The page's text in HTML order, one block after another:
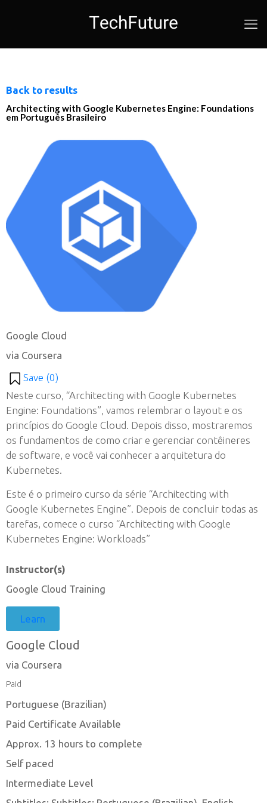
Back to results
Architecting with Google Kubernetes Engine: Foundations
em Português Brasileiro
Google Cloud
via Coursera
Save (0)
Neste curso, “Architecting with Google Kubernetes
Engine: Foundations”, vamos relembrar o layout e os
princípios do Google Cloud. Depois disso, mostraremos
os fundamentos de como criar e gerenciar contêineres
de software, e você vai conhecer a arquitetura do
Kubernetes.
Este é o primeiro curso da série “Architecting with
Google Kubernetes Engine”. Depois de concluir todas as
tarefas, comece o curso “Architecting with Google
Kubernetes Engine: Workloads”
Instructor(s)
Google Cloud Training
Learn
Google Cloud
via Coursera
Paid
Portuguese (Brazilian)
Paid Certificate Available
Approx. 13 hours to complete
Self paced
Intermediate Level